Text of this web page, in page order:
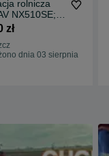
rolnicza
NX510SE;
CENY!
zł
dnia 03 sierpnia